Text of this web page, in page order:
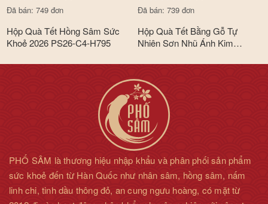
Đã bán: 749 đơn
Hộp Quà Tết Hồng Sâm Sức
Khoẻ 2026 PS26-C4-H795
Đã bán: 739 đơn
Hộp Quà Tết Bằng Gỗ Tự
Nhiên Sơn Nhũ Ánh Kim
B6-HQ2560
PHỐ SÂM là thương hiệu nhập khẩu và phân phối sản phẩm
sức khoẻ đến từ Hàn Quốc như nhân sâm, hồng sâm, nấm
linh chi, tinh dầu thông đỏ, an cung ngưu hoàng, có mặt từ